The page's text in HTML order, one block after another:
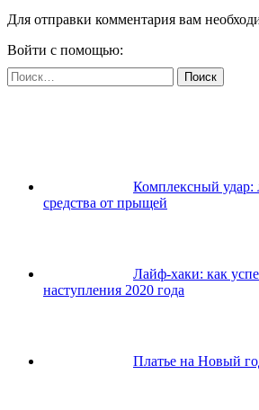
Для отправки комментария вам
Войти с помощью:
Найти:
Комплексный
средства от прыщей
Лайф-хаки: как
наступления 2020 года
Платье на Новый